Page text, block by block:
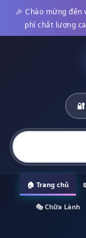
🎉 Chào mừng
phí chất lượng
🏠 Trang chủ
🎭 Chữa Lành